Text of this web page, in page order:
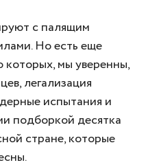
с палящим
Но есть еще
которых, мы уверенны,
легализация
испытания и
подборкой десятка
стране, которые